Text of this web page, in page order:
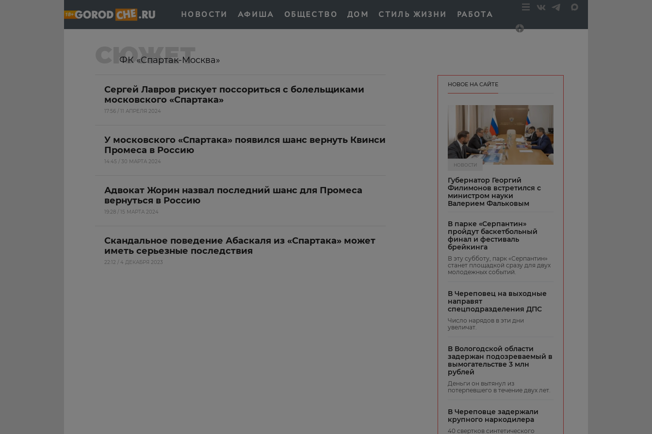
НОВОСТИ АФИША ОБЩЕСТВО ДОМ СТИЛЬ ЖИЗНИ РАБОТА
СЮЖЕТ
ФК «Спартак-Москва»
Сергей Лавров рискует поссориться с болельщиками
московского «Спартака»
17:56 / 11 АПРЕЛЯ 2024
У московского «Спартака» появился шанс вернуть Квинси
Промеса в Россию
14:45 / 30 МАРТА 2024
Адвокат Жорин назвал последний шанс для Промеса
вернуться в Россию
19:28 / 15 МАРТА 2024
Скандальное поведение Абаскаля из «Спартака» может
иметь серьезные последствия
22:12 / 4 ДЕКАБРЯ 2023
НОВОЕ НА САЙТЕ
НОВОСТИ
Губернатор Георгий
Филимонов встретился с
министром науки
Валерием Фальковым
В парке «Серпантин»
пройдут баскетбольный
финал и фестиваль
брейкинга
В эту субботу, парк «Серпантин»
станет площадкой сразу для двух
молодежных событий.
В Череповец на выходные
направят
спецподразделения ДПС
Число нарядов в эти дни
увеличат.
В Вологодской области
задержан подозреваемый в
вымогательстве 3 млн
рублей
Деньги он вытянул из
потерпевшего в течение двух лет.
В Череповце задержали
крупного наркодилера
40 свертков синтетического